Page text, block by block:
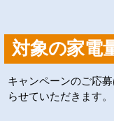
対象の家電
キャンペーンのご応
らせていただきます。